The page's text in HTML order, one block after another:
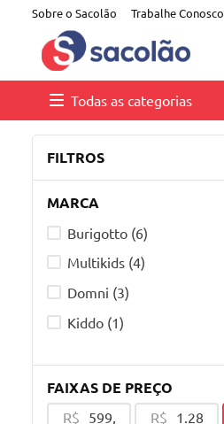
Sobre o Sacolão Trabalhe Conosco
Todas as categorias
FILTROS
MARCA
Burigotto (6)
Multikids (4)
Domni (3)
Kiddo (1)
FAIXAS DE PREÇO
R$ R$